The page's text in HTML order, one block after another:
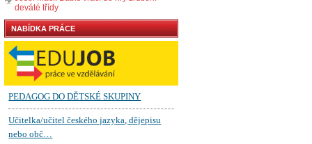
deváté třídy
NABÍDKA PRÁCE